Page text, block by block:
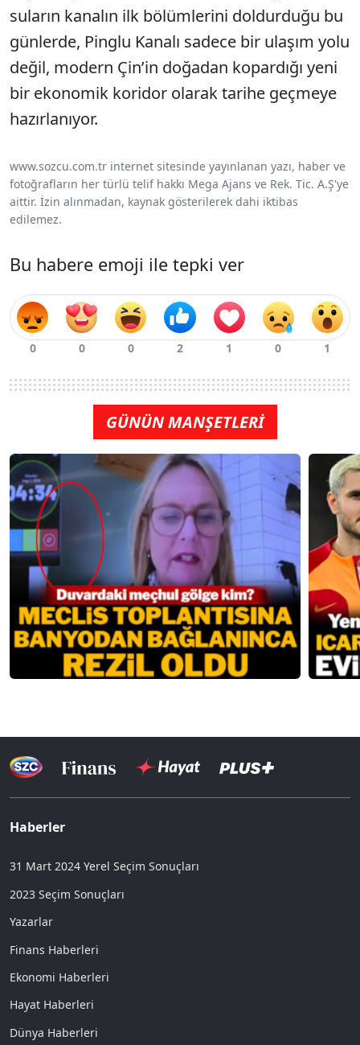
suların kanalın ilk bölümlerini doldurduğu bu
günlerde, Pinglu Kanalı sadece bir ulaşım yolu
değil, modern Çin’in doğadan kopardığı yeni
bir ekonomik koridor olarak tarihe geçmeye
hazırlanıyor.
www.sozcu.com.tr internet sitesinde yayınlanan yazı, haber ve
fotoğrafların her türlü telif hakkı Mega Ajans ve Rek. Tic. A.Ş'ye
aittir. İzin alınmadan, kaynak gösterilerek dahi iktibas
edilemez.
Bu habere emoji ile tepki ver
GÜNÜN MANŞETLERİ
Haberler
31 Mart 2024 Yerel Seçim Sonuçları
2023 Seçim Sonuçları
Yazarlar
Finans Haberleri
Ekonomi Haberleri
Hayat Haberleri
Dünya Haberleri